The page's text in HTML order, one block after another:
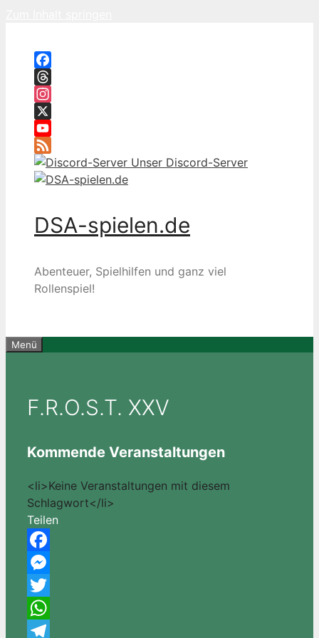
Facebook
Threads
Instagram
X
YouTube
Feed
Unser Discord-Server
DSA-spielen.de
Abenteuer, Spielhilfen und ganz viel
Rollenspiel!
Menü
F.R.O.S.T. XXV
Kommende Veranstaltungen
<li>Keine Veranstaltungen mit diesem
Schlagwort</li>
Teilen
Facebook
Messenger
Twitter
WhatsApp